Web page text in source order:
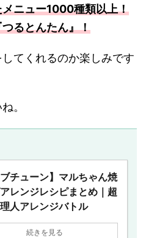
ニュー1000種類以上！
るとんたん』！
てくれるのか楽しみです
。
ブチューン】マルちゃん焼
レンジレシピまとめ｜超
人アレンジバトル
続きを見る